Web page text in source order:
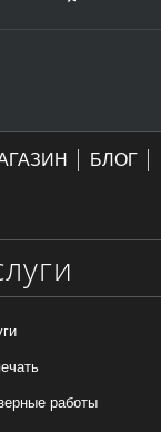
БЛОГ
работы